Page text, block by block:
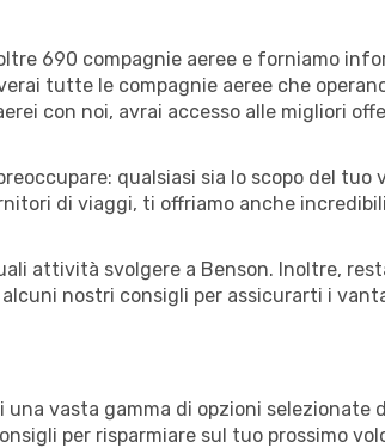
690 compagnie aeree e forniamo
tutte le compagnie aeree che
con noi, avrai accesso alle migliori
qualsiasi sia lo scopo del tuo
di viaggi, ti offriamo anche
attività svolgere a Benson. Inoltre,
nostri consigli per assicurarti i
vasta gamma di opzioni selezionate
per risparmiare sul tuo prossimo